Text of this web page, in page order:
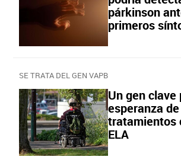
párkinson
primeros
SE TRATA DEL GEN VAPB
Un gen clave
esperanza
tratamientos
ELA